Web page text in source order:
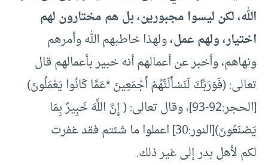
الله، لكن ليسوا مجبورين، بل هم مختارون لهم
اختيار، ولهم عمل،ولهذا خاطبهم الله وأمرهم
ونهاهم، وأخبر عن أعمالهم أنه خبير بأعمالهم قال
تعالى: (فَوَرَبِّكَ لَنَسْأَلَنَّهُمْ أَجْمَعِينَ *عَمَّا كَانُوا يَعْمَلُونَ)
[الحجر:92-93]، وقال تعالى: ( إِنَّ اللَّهَ خَبِيرٌ بِمَا
يَصْنَعُونَ)[النور:30] اعملوا ما شئتم فقد غفرت
لكم لأهل بدر إلى غير ذلك.